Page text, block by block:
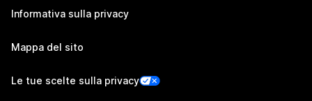
Informativa sulla privacy
Mappa del sito
Le tue scelte sulla privacy